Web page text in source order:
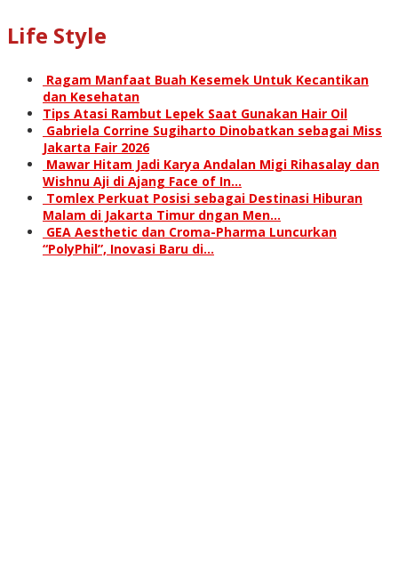
Life Style
Ragam Manfaat Buah Kesemek Untuk Kecantikan
dan Kesehatan
Tips Atasi Rambut Lepek Saat Gunakan Hair Oil
Gabriela Corrine Sugiharto Dinobatkan sebagai Miss
Jakarta Fair 2026
Mawar Hitam Jadi Karya Andalan Migi Rihasalay dan
Wishnu Aji di Ajang Face of In…
Tomlex Perkuat Posisi sebagai Destinasi Hiburan
Malam di Jakarta Timur dngan Men…
GEA Aesthetic dan Croma-Pharma Luncurkan
“PolyPhil”, Inovasi Baru di…